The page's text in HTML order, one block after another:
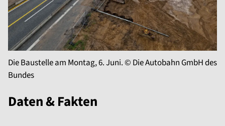
Die Baustelle am Montag, 6. Juni. © Die Autobahn GmbH des
Bundes
Daten & Fakten